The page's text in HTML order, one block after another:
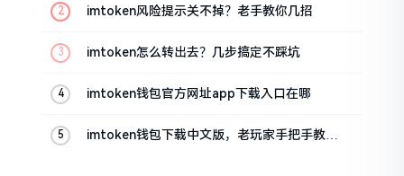
imtoken风险提示关不掉？老手教你几招
imtoken怎么转出去？几步搞定不踩坑
imtoken钱包官方网址app下载入口在哪
imtoken钱包下载中文版，老玩家手把手教你